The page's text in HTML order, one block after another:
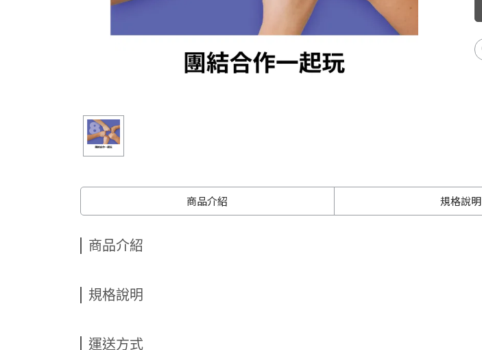
商品介紹 規格說明
商品介紹
規格說明
運送方式